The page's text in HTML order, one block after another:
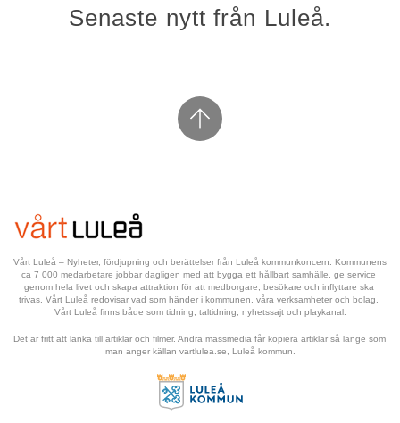
Senaste nytt från Luleå.
Vårt Luleå – Nyheter, fördjupning och berättelser från Luleå kommunkoncern. Kommunens
ca 7 000 medarbetare jobbar dagligen med att bygga ett hållbart samhälle, ge service
genom hela livet och skapa attraktion för att medborgare, besökare och inflyttare ska
trivas. Vårt Luleå redovisar vad som händer i kommunen, våra verksamheter och bolag.
Vårt Luleå finns både som tidning, taltidning, nyhetssajt och playkanal.
Det är fritt att länka till artiklar och filmer. Andra massmedia får kopiera artiklar så länge som
man anger källan vartlulea.se, Luleå kommun.